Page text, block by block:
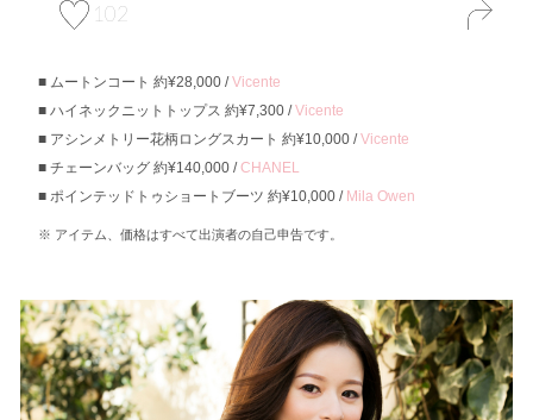
102
ムートンコート 約¥28,000 /Vicente
ハイネックニットトップス 約¥7,300 /Vicente
アシンメトリー花柄ロングスカート 約¥10,000 /Vicente
チェーンバッグ 約¥140,000 /CHANEL
ポインテッドトゥショートブーツ 約¥10,000 / Mila Owen
アイテム、価格はすべて出演者の自己申告です。